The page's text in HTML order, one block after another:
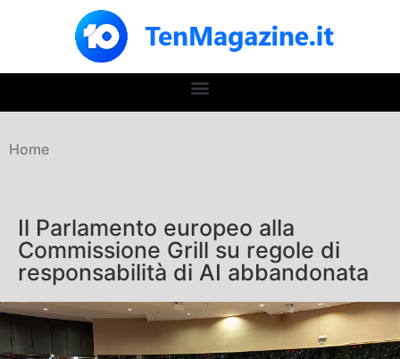
Home
Il Parlamento europeo alla
Commissione Grill su regole di
responsabilità di AI abbandonata